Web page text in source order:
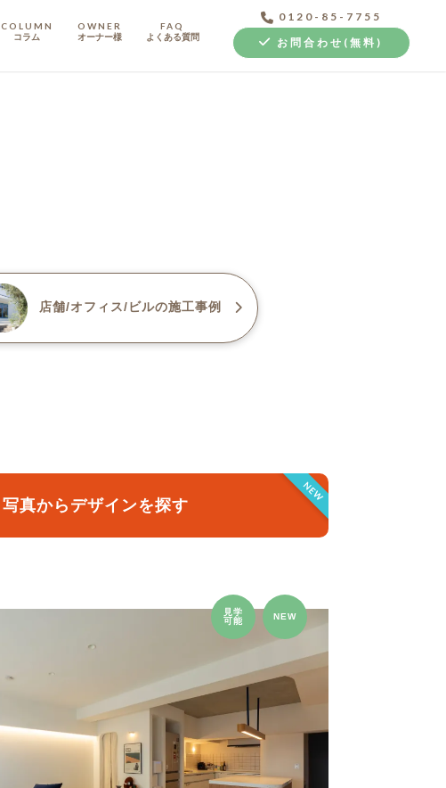
COLUMN
コラム
OWNER
オーナー様
FAQ
よくある質問
0120-85-7755
お問合わせ(無料)
店舗/オフィス/ビルの施工事例
NEW
写真からデザインを探す
見学
可能
NEW